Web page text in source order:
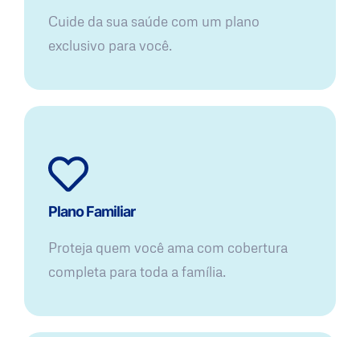
Cuide da sua saúde com um plano
exclusivo para você.
Plano Familiar
Proteja quem você ama com cobertura
completa para toda a família.